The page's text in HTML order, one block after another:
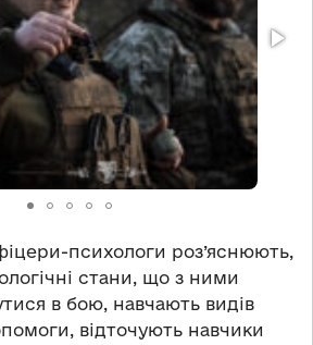
психологи роз’яснюють,
стани, що з ними
в бою, навчають видів
відточують навчики